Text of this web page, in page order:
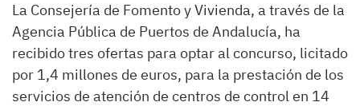
La Consejería de Fomento y Vivienda, a través de la
Agencia Pública de Puertos de Andalucía, ha
recibido tres ofertas para optar al concurso, licitado
por 1,4 millones de euros, para la prestación de los
servicios de atención de centros de control en 14